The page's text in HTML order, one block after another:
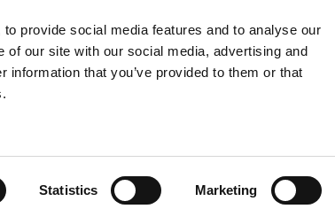
provide social media features and to analyse our
our site with our social media, advertising and
that you’ve provided to them or that
Statistics Marketing
Privacy Sitemap Cookies